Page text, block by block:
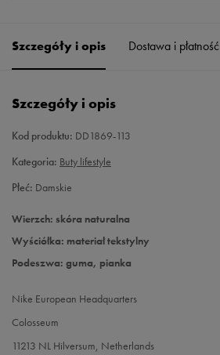
41 26,5 cm
Szczegóły i opis Dostawa i płatność
Szczegóły i opis
Kod produktu: DD1869-113
Kategoria: Buty lifestyle
Płeć: Damskie
Wierzch: skóra naturalna
Wyściółka: materiał tekstylny
Podeszwa: guma, pianka
Nike European Headquarters
Colosseum
11213 NL Hilversum, Netherlands